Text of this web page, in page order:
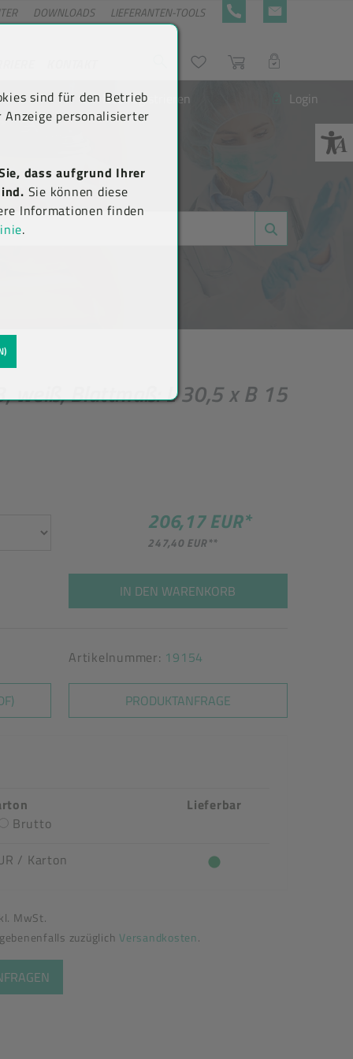
DOWNLOADS LIEFERANTEN-TOOLS +43 5576 7177 818
WunschlisteWarenkorb
LOGIN
Neu registrieren
Login
weiß, Blattmaß: L 30,5 x B 15
206,17 EUR*
247,40 EUR**
IN DEN WARENKORB
Artikelnummer: 19154
PRODUKTANFRAGE
Brutto
Lieferbar
/ Karton
MwSt.
zuzüglich Versandkosten.
sind für den Betrieb
personalisierter
dass aufgrund Ihrer
Sie können diese
Informationen finden
.